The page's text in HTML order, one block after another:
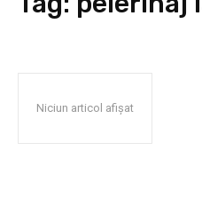
Niciun articol afișat